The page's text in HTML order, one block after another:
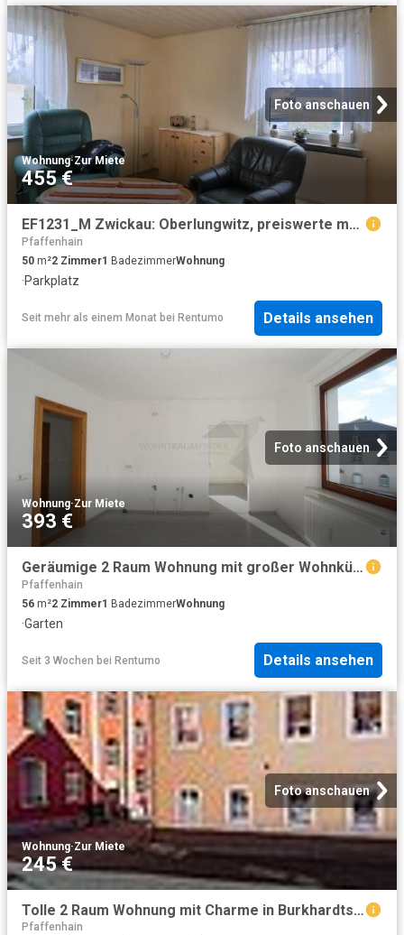
Foto anschauen
Wohnung·Zur Miete
455 €
EF1231_M Zwickau: Oberlungwitz, preiswerte möblierte Wohnung mit PKW Stellplatz, Dusche, Waschmaschine
Pfaffenhain
50 m²2 Zimmer1 BadezimmerWohnung
·Parkplatz
Seit mehr als einem Monat bei Rentumo Details ansehen
Foto anschauen
Wohnung·Zur Miete
393 €
Geräumige 2 Raum Wohnung mit großer Wohnküche, Gartennutzung und PKW Stellplatz
Pfaffenhain
56 m²2 Zimmer1 BadezimmerWohnung
·Garten
Seit 3 Wochen bei Rentumo Details ansehen
Foto anschauen
Wohnung·Zur Miete
245 €
Tolle 2 Raum Wohnung mit Charme in Burkhardtsdorf und Stellplatz
Pfaffenhain